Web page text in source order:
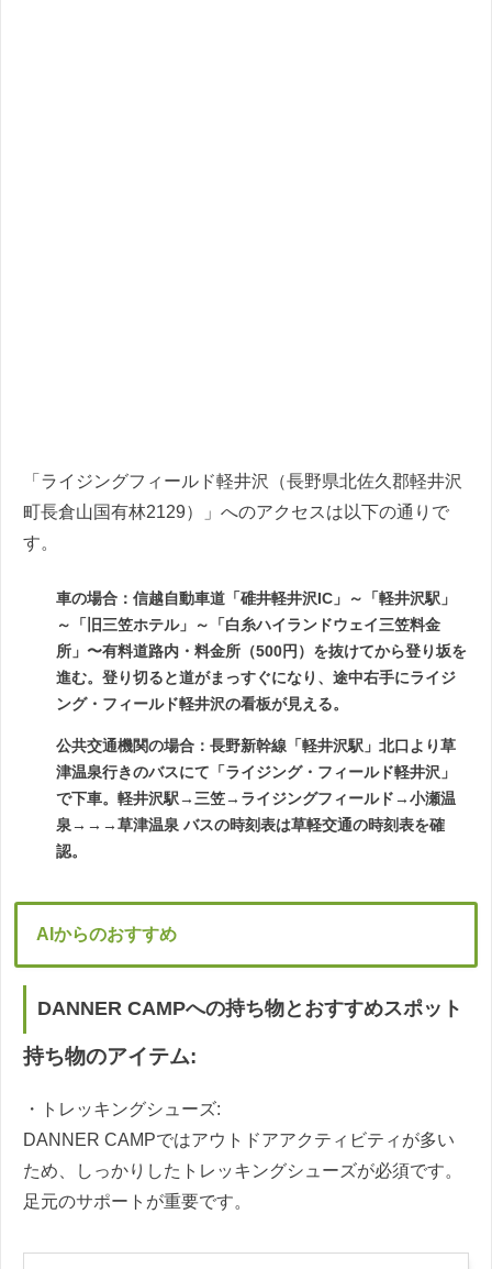
「ライジングフィールド軽井沢（長野県北佐久郡軽井沢
町長倉山国有林2129）」へのアクセスは以下の通りで
す。
車の場合：信越自動車道「碓井軽井沢IC」～「軽井沢駅」
～「旧三笠ホテル」～「白糸ハイランドウェイ三笠料金
所」〜有料道路内・料金所（500円）を抜けてから登り坂を
進む。登り切ると道がまっすぐになり、途中右手にライジ
ング・フィールド軽井沢の看板が見える。
公共交通機関の場合：長野新幹線「軽井沢駅」北口より草
津温泉行きのバスにて「ライジング・フィールド軽井沢」
で下車。軽井沢駅→三笠→ライジングフィールド→小瀬温
泉→→→草津温泉 バスの時刻表は草軽交通の時刻表を確
認。
AIからのおすすめ
DANNER CAMPへの持ち物とおすすめスポット
持ち物のアイテム:
・トレッキングシューズ:
DANNER CAMPではアウトドアアクティビティが多い
ため、しっかりしたトレッキングシューズが必須です。
足元のサポートが重要です。